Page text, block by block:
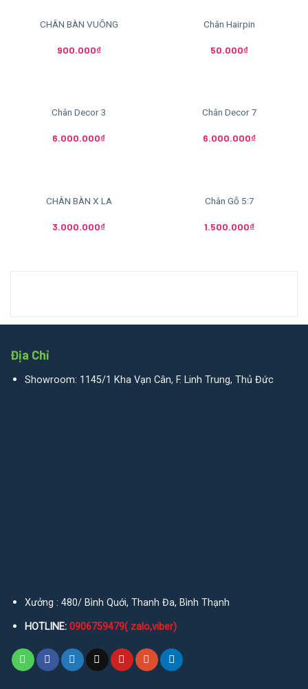
CHÂN BÀN VUÔNG
900.000₫
Chân Hairpin
50.000₫
Chân Decor 3
6.000.000₫
Chân Decor 7
6.000.000₫
CHÂN BÀN X LA
3.000.000₫
Chân Gỗ 5:7
1.500.000₫
Địa Chỉ
Showroom: 1145/1 Kha Vạn Cân, F. Linh Trung, Thủ Đức
Xưởng : 480/ Bình Quới, Thanh Đa, Bình Thạnh
HOTLINE: 0906759479( zalo,viber)